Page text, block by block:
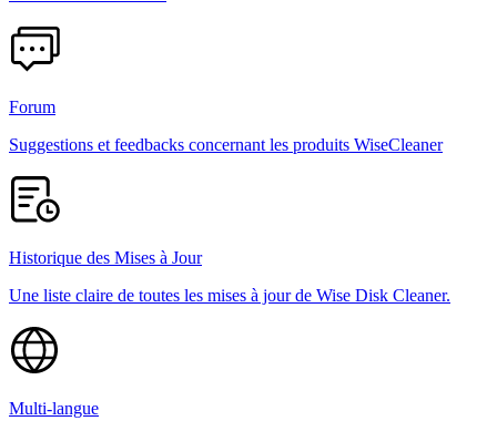
Forum
Suggestions et feedbacks concernant les produits WiseCleaner
Historique des Mises à Jour
Une liste claire de toutes les mises à jour de Wise Disk Cleaner.
Multi-langue